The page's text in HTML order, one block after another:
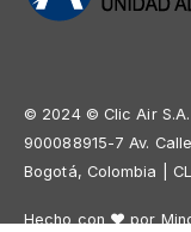
© 2024 © Clic Air
900088915-7 Av.
Bogotá, Colombia |
Hecho con ❤ por